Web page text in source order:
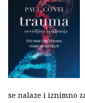
se nalaze i iznimno